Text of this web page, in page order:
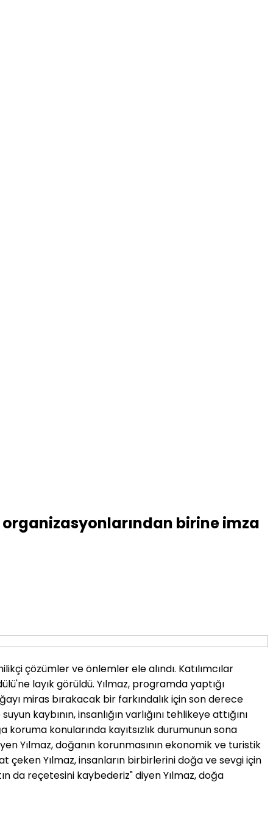
organizasyonlarından birine imza
çözümler ve önlemler ele alındı. Katılımcılar
layık görüldü. Yılmaz, programda yaptığı
miras bırakacak bir farkındalık için son derece
kaybının, insanlığın varlığını tehlikeye attığını
konularında kayıtsızlık durumunun sona
Yılmaz, doğanın korunmasının ekonomik ve turistik
çeken Yılmaz, insanların birbirlerini doğa ve sevgi için
da reçetesini kaybederiz" diyen Yılmaz, doğa